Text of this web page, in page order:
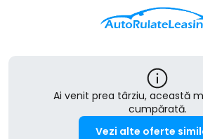
Ai venit prea târziu, această
cumpărată.
Vezi alte oferte